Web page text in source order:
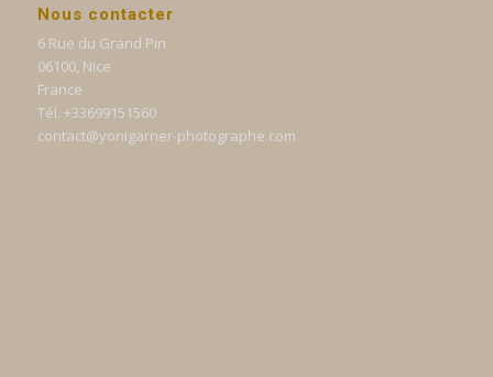
Nous contacter
6 Rue du Grand Pin
06100, Nice
France
Tél. +33699151560
contact@yonigarner-photographe.com